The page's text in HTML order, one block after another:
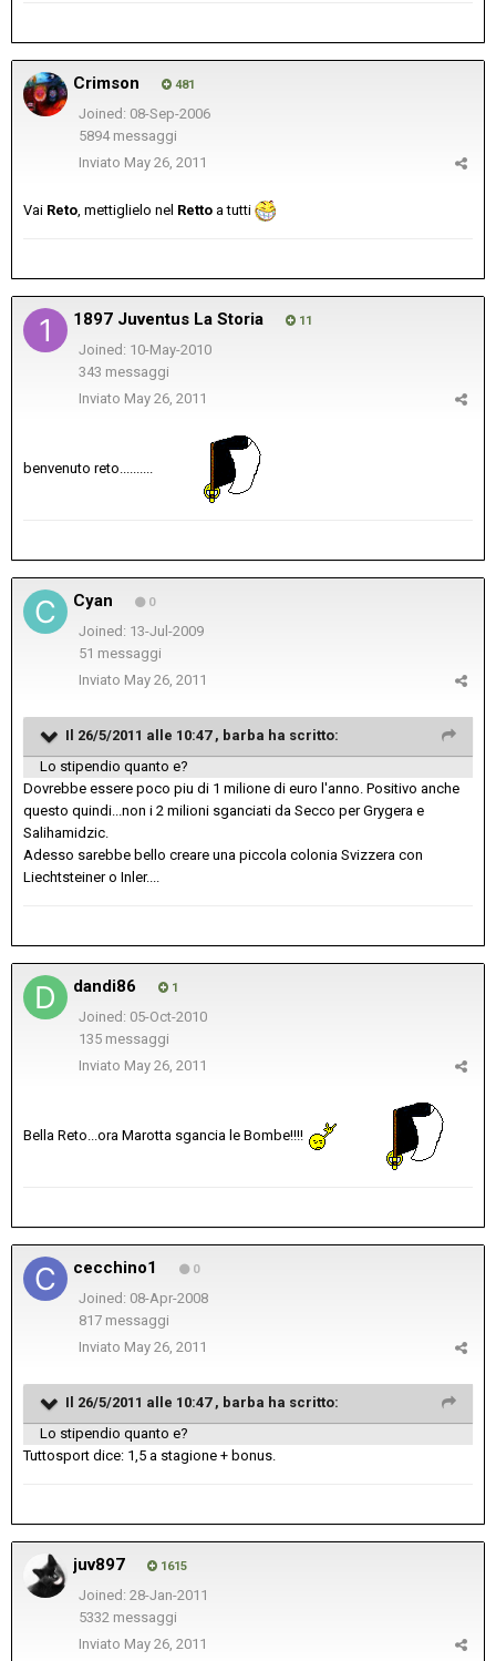
Crimson 481
Joined: 08-Sep-2006
5894 messaggi
Inviato May 26, 2011
Vai Reto, mettiglielo nel Retto a tutti
1897 Juventus La Storia 11
Joined: 10-May-2010
343 messaggi
Inviato May 26, 2011
benvenuto reto..........
Cyan 0
Joined: 13-Jul-2009
51 messaggi
Inviato May 26, 2011
Il 26/5/2011 alle 10:47 , barba ha scritto:
Lo stipendio quanto e?
Dovrebbe essere poco piu di 1 milione di euro l'anno. Positivo anche
questo quindi...non i 2 milioni sganciati da Secco per Grygera e
Salihamidzic.
Adesso sarebbe bello creare una piccola colonia Svizzera con
Liechtsteiner o Inler....
dandi86 1
Joined: 05-Oct-2010
135 messaggi
Inviato May 26, 2011
Bella Reto...ora Marotta sgancia le Bombe!!!!
cecchino1 0
Joined: 08-Apr-2008
817 messaggi
Inviato May 26, 2011
Il 26/5/2011 alle 10:47 , barba ha scritto:
Lo stipendio quanto e?
Tuttosport dice: 1,5 a stagione + bonus.
juv897 1615
Joined: 28-Jan-2011
5332 messaggi
Inviato May 26, 2011